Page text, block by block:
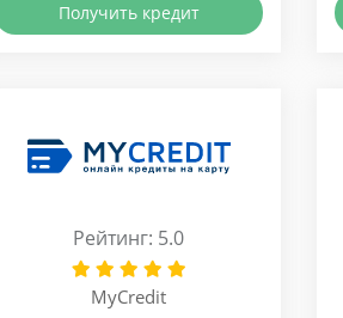
Получить кредит
Рейтинг: 5.0
MyCredit